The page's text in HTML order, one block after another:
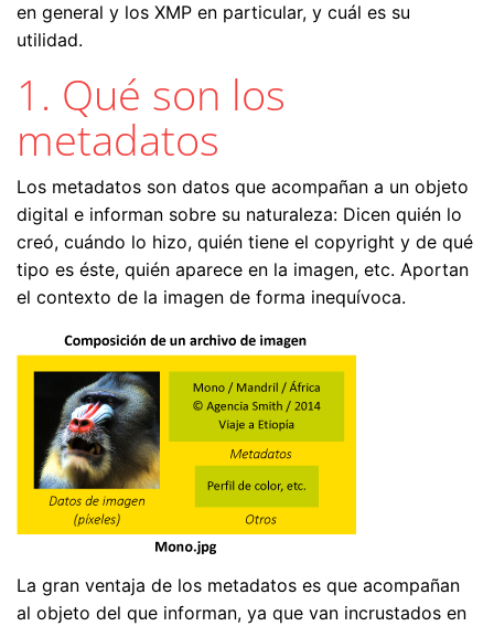
en general y los XMP en particular, y cuál es su
utilidad.
1. Qué son los
metadatos
Los metadatos son datos que acompañan a un objeto
digital e informan sobre su naturaleza: Dicen quién lo
creó, cuándo lo hizo, quién tiene el copyright y de qué
tipo es éste, quién aparece en la imagen, etc. Aportan
el contexto de la imagen de forma inequívoca.
La gran ventaja de los metadatos es que acompañan
al objeto del que informan, ya que van incrustados en